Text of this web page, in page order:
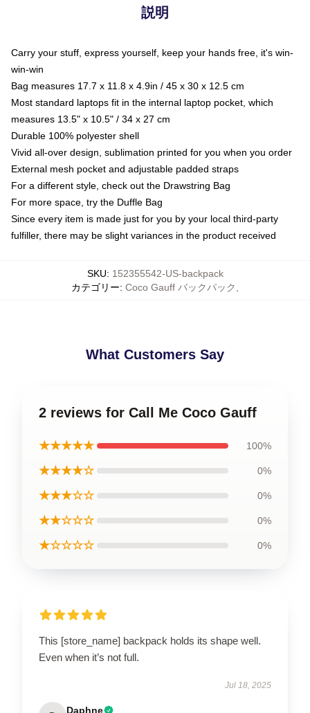
説明
Carry your stuff, express yourself, keep your hands free, it's win-
win-win
Bag measures 17.7 x 11.8 x 4.9in / 45 x 30 x 12.5 cm
Most standard laptops fit in the internal laptop pocket, which
measures 13.5" x 10.5" / 34 x 27 cm
Durable 100% polyester shell
Vivid all-over design, sublimation printed for you when you order
External mesh pocket and adjustable padded straps
For a different style, check out the Drawstring Bag
For more space, try the Duffle Bag
Since every item is made just for you by your local third-party
fulfiller, there may be slight variances in the product received
SKU: 152355542-US-backpack
カテゴリー: Coco Gauff バックパック
What Customers Say
2 reviews for Call Me Coco Gauff
★★★★★ 100%
★★★★☆ 0%
★★★☆☆ 0%
★★☆☆☆ 0%
★☆☆☆☆ 0%
This [store_name] backpack holds its shape well.
Even when it’s not full.
Jul 18, 2025
Daphne